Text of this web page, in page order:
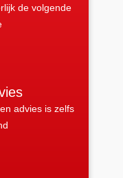
de volgende
advies is zelfs